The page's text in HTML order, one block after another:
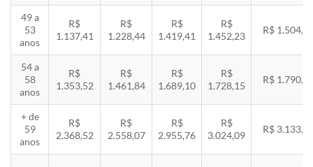
49 a
53
anos
R$
1.137,41
R$
1.228,44
R$
1.419,41
R$
1.452,23
R$
54 a
58
anos
R$
1.353,52
R$
1.461,84
R$
1.689,10
R$
1.728,15
R$
+ de
59
anos
R$
2.368,52
R$
2.558,07
R$
2.955,76
R$
3.024,09
R$